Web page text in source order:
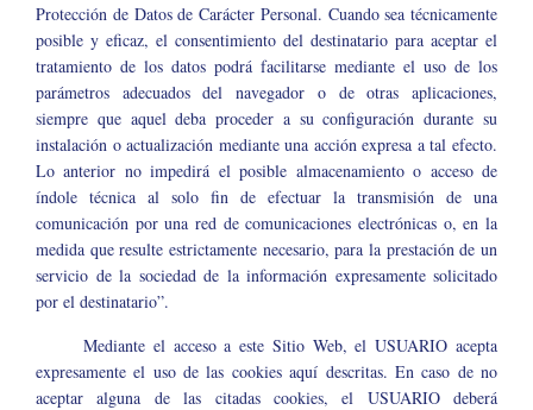
Protección de Datos de Carácter Personal. Cuando sea técnicamente
posible y eficaz, el consentimiento del destinatario para aceptar el
tratamiento de los datos podrá facilitarse mediante el uso de los
parámetros adecuados del navegador o de otras aplicaciones,
siempre que aquel deba proceder a su configuración durante su
instalación o actualización mediante una acción expresa a tal efecto.
Lo anterior no impedirá el posible almacenamiento o acceso de
índole técnica al solo fin de efectuar la transmisión de una
comunicación por una red de comunicaciones electrónicas o, en la
medida que resulte estrictamente necesario, para la prestación de un
servicio de la sociedad de la información expresamente solicitado
por el destinatario”.
Mediante el acceso a este Sitio Web, el USUARIO acepta
expresamente el uso de las cookies aquí descritas. En caso de no
aceptar alguna de las citadas cookies, el USUARIO deberá